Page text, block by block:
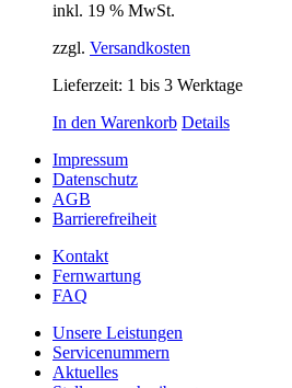
inkl. 19 % MwSt.
zzgl. Versandkosten
Lieferzeit: 1 bis 3 Werktage
In den Warenkorb Details
Impressum
Datenschutz
AGB
Barrierefreiheit
Kontakt
Fernwartung
FAQ
Unsere Leistungen
Servicenummern
Aktuelles